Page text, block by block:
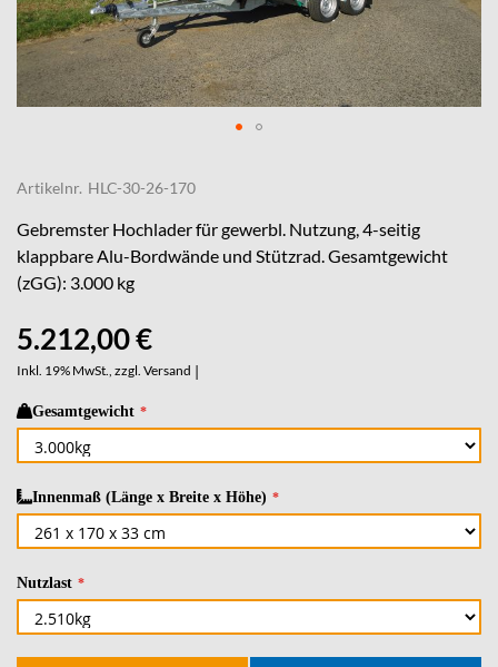
the
beginning
of
the
images
Artikelnr. HLC-30-26-170
Gebremster Hochlader für gewerbl. Nutzung, 4-seitig
klappbare Alu-Bordwände und Stützrad. Gesamtgewicht
(zGG): 3.000 kg
5.212,00 €
Inkl. 19% MwSt., zzgl. Versand |
Gesamtgewicht
Innenmaß (Länge x Breite x Höhe)
Nutzlast